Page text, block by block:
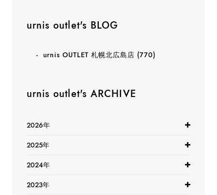
urnis outlet's BLOG
urnis OUTLET 札幌北広島店 (770)
urnis outlet's ARCHIVE
2026年
2025年
2024年
2023年